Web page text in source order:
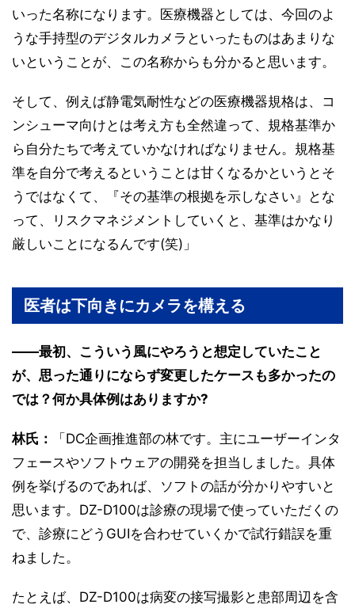
いった名称になります。医療機器としては、今回のよ
うな手持型のデジタルカメラといったものはあまりな
いということが、この名称からも分かると思います。
そして、例えば静電気耐性などの医療機器規格は、コ
ンシューマ向けとは考え方も全然違って、規格基準か
ら自分たちで考えていかなければなりません。規格基
準を自分で考えるということは甘くなるかというとそ
うではなくて、『その基準の根拠を示しなさい』とな
って、リスクマネジメントしていくと、基準はかなり
厳しいことになるんです(笑)」
医者は下向きにカメラを構える
――最初、こういう風にやろうと想定していたこと
が、思った通りにならず変更したケースも多かったの
では？何か具体例はありますか?
林氏：
「DC企画推進部の林です。主にユーザーインタ
フェースやソフトウェアの開発を担当しました。具体
例を挙げるのであれば、ソフトの話が分かりやすいと
思います。DZ-D100は診療の現場で使っていただくの
で、診療にどうGUIを合わせていくかで試行錯誤を重
ねました。
たとえば、DZ-D100は病変の接写撮影と患部周辺を含